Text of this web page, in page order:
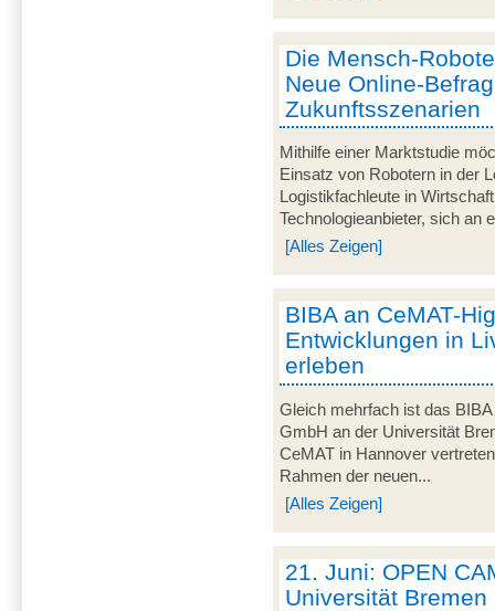
Die Mensch-
Neue Online-
Zukunftsszenarien
Mithilfe einer Marktstudie
Einsatz von Robotern in der
Logistikfachleute in
Technologieanbieter, sich an
[Alles Zeigen]
BIBA an CeMAT-
Entwicklungen in
erleben
Gleich mehrfach ist das
GmbH an der Universität
CeMAT in Hannover
Rahmen der neuen...
[Alles Zeigen]
21. Juni: OPEN
Universität Bremen